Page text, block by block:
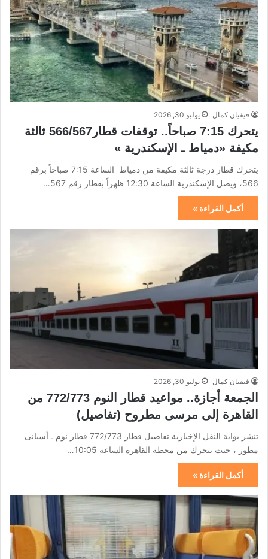
فيفيان كمال يوليو 30, 2026
يتحرك 7:15 صباحاً.. توقفات قطار566/567 ثالثة
مكيفة «دمياط ـ الإسكندرية »
يتحرك قطار درجة ثالثة مكيفة من دمياط الساعة 7:15 صباحاً برقم
566، ويصل الإسكندرية الساعة 12:30 ظهراً بقطار رقم 567…
أكمل القراءة »
فيفيان كمال يوليو 30, 2026
الجمعة أجازة.. مواعيد قطار النوم 772/773 من
القاهرة إلى مرسى مطروح (تفاصيل)
تنشر بوابة النقل الإخبارية تفاصيل قطار 772/773 قطار نوم ـ أسبانى
مطور ، حيث يتحرك من محطة القاهرة الساعة 10:05…
أكمل القراءة »